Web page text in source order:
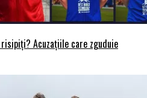
Acuzațiile care zguduie